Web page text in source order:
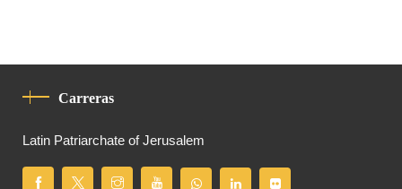
Carreras
Latin Patriarchate of Jerusalem